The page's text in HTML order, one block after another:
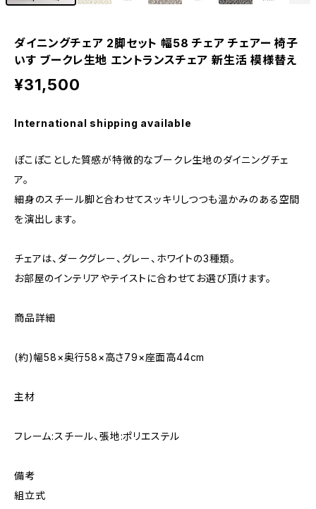
ダイニングチェア 2脚セット 幅58 チェア チェアー 椅子
いす ブークレ生地 エントランスチェア 新生活 模様替え
¥31,500
International shipping available
ぽこぽことした質感が特徴的なブークレ生地のダイニングチェ
ア。
細身のスチール脚と合わせてスッキリしつつも温かみのある空間
を演出します。
チェアは、ダークグレー、グレー、ホワイトの3種類。
お部屋のインテリアやテイストに合わせてお選び頂けます。
商品詳細
(約)幅58×奥行58×高さ79×座面高44cm
主材
フレーム:スチール、張地:ポリエステル
備考
組立式